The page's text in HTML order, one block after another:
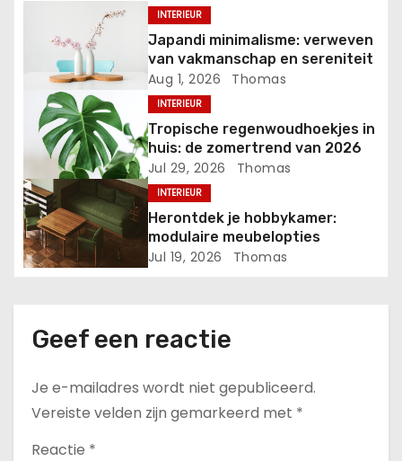
g
t
i
INTERIEUR
Japandi minimalisme: verweven
van vakmanschap en sereniteit
Aug 1, 2026 Thomas
INTERIEUR
Tropische regenwoudhoekjes in
huis: de zomertrend van 2026
Jul 29, 2026 Thomas
INTERIEUR
Herontdek je hobbykamer:
modulaire meubelopties
Jul 19, 2026 Thomas
Geef een reactie
Je e-mailadres wordt niet gepubliceerd.
Vereiste velden zijn gemarkeerd met *
Reactie *